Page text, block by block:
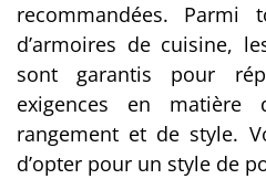
recommandées. Parmi
d’armoires de cuisine,
sont garantis pour
exigences en matière
rangement et de style.
d’opter pour un style de